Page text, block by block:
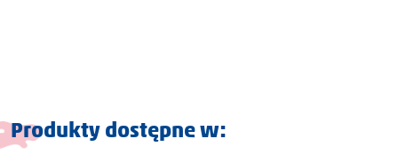
Produkty dostępne w: